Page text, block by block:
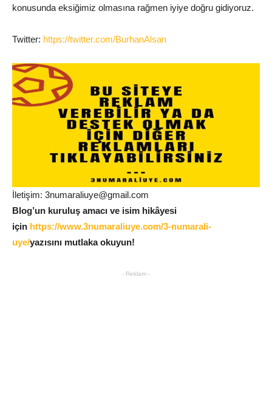
konusunda eksiğimiz olmasına rağmen iyiye doğru gidiyoruz.
Twitter: https://twitter.com/BurhanAlsan
İletişim: 3numaraliuye@gmail.com
Blog’un kuruluş amacı ve isim hikâyesi
için https://www.3numaraliuye.com/3-numarali-
uye/yazısını mutlaka okuyun!
- Reklam -